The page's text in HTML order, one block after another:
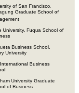
of San Francisco,
Graduate School of
University, Fuqua School of
Business School,
University
Business
University Graduate
of Business